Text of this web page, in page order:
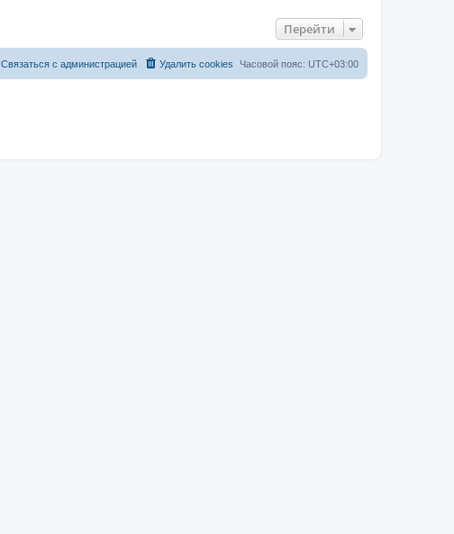
Перейти
Часовой пояс: UTC+03:00
Удалить cookies
Связаться с администрацией